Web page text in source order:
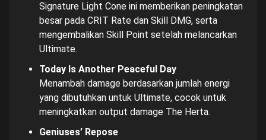
Signature Light Cone ini memberikan peningkatan
besar pada CRIT Rate dan Skill DMG, serta
mengembalikan Skill Point setelah melancarkan
Ultimate.
Today Is Another Peaceful Day
Menambah damage berdasarkan jumlah energi
yang dibutuhkan untuk Ultimate, cocok untuk
meningkatkan output damage The Herta.
Geniuses’ Repose